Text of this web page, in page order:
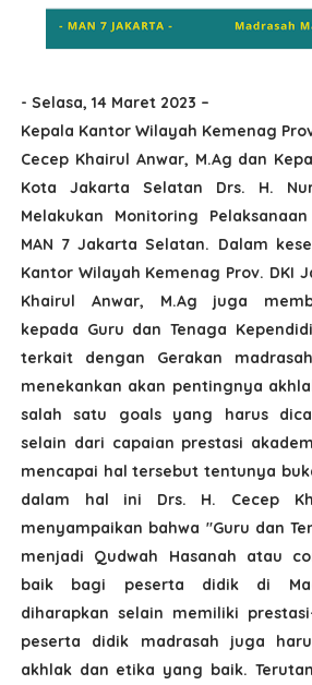
- Selasa, 14 Maret 2023 –
Kepala Kantor Wilayah Kemenag
Cecep Khairul Anwar, M.Ag dan
Kota Jakarta Selatan Drs. H. Nur
Melakukan Monitoring
MAN 7 Jakarta Selatan. Dalam
Kantor Wilayah Kemenag Prov. DKI
Khairul Anwar, M.Ag juga
kepada Guru dan Tenaga
terkait dengan Gerakan
menekankan akan pentingnya
salah satu goals yang harus
selain dari capaian prestasi
mencapai hal tersebut tentunya
dalam hal ini Drs. H. Cecep
menyampaikan bahwa "Guru dan
menjadi Qudwah Hasanah atau
baik bagi peserta didik di
diharapkan selain memiliki
peserta didik madrasah juga
akhlak dan etika yang baik.